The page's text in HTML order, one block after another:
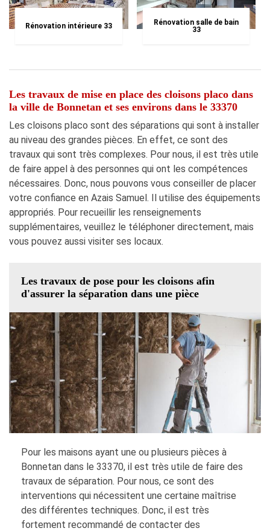
Rénovation intérieure 33
Rénovation salle de bain
33
Les travaux de mise en place des cloisons placo dans
la ville de Bonnetan et ses environs dans le 33370
Les cloisons placo sont des séparations qui sont à installer
au niveau des grandes pièces. En effet, ce sont des
travaux qui sont très complexes. Pour nous, il est très utile
de faire appel à des personnes qui ont les compétences
nécessaires. Donc, nous pouvons vous conseiller de placer
votre confiance en Azais Samuel. Il utilise des équipements
appropriés. Pour recueillir les renseignements
supplémentaires, veuillez le téléphoner directement, mais
vous pouvez aussi visiter ses locaux.
Les travaux de pose pour les cloisons afin
d'assurer la séparation dans une pièce
Pour les maisons ayant une ou plusieurs pièces à
Bonnetan dans le 33370, il est très utile de faire des
travaux de séparation. Pour nous, ce sont des
interventions qui nécessitent une certaine maîtrise
des différentes techniques. Donc, il est très
fortement recommandé de contacter des